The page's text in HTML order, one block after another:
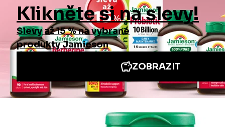
ODBORNÉ ČLÁNKY JAMIESON